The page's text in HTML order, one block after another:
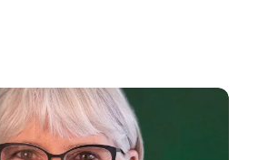
i VisitNordsjælland takker af